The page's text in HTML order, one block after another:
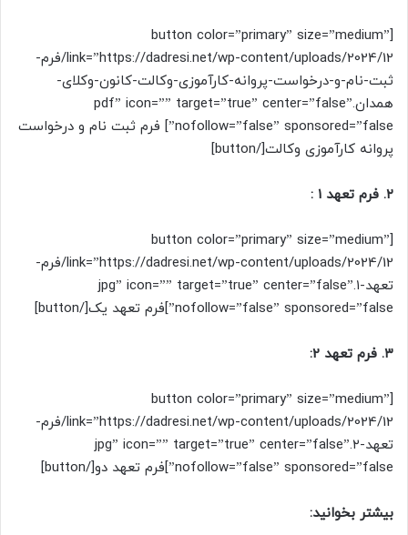
[button color=”primary” size=”medium”
link=”https://dadresi.net/wp-content/uploads/2024/12/فرم-
ثبت-نام-و-درخواست-پروانه-کارآموزی-وکالت-کانون-وکلای-
همدان.pdf” icon=”” target=”true” center=”false”
nofollow=”false” sponsored=”false”] فرم ثبت نام و درخواست
پروانه کارآموزی وکالت[/button]
۲. فرم تعهد 1 :
[button color=”primary” size=”medium”
link=”https://dadresi.net/wp-content/uploads/2024/12/فرم-
تعهد-۱.jpg” icon=”” target=”true” center=”false”
nofollow=”false” sponsored=”false”]فرم تعهد یک[/button]
۳. فرم تعهد 2:
[button color=”primary” size=”medium”
link=”https://dadresi.net/wp-content/uploads/2024/12/فرم-
تعهد-۲.jpg” icon=”” target=”true” center=”false”
nofollow=”false” sponsored=”false”]فرم تعهد دو[/button]
بیشتر بخوانید: